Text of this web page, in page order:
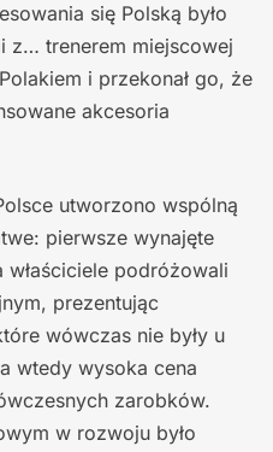
się Polską było
z… trenerem miejscowej
i przekonał go, że
akcesoria
utworzono wspólną
pierwsze wynajęte
podróżowali
prezentując
wówczas nie były u
wtedy wysoka cena
zarobków.
w rozwoju było